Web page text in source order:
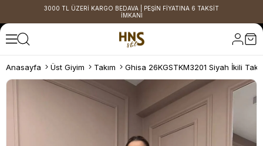
3000 TL ÜZERİ KARGO BEDAVA | PEŞİN FİYATINA 6 TAKSİT
İMKANI
Anasayfa Üst Giyim Takım Ghisa 26KGSTKM3201 Siyah İkili